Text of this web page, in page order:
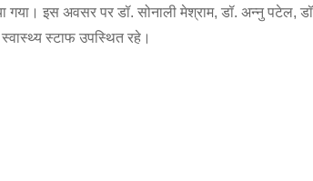
इस अवसर पर डॉ. सोनाली मेश्राम, डॉ. अन्नु पटेल,
स्वास्थ्य स्टाफ उपस्थित रहे।